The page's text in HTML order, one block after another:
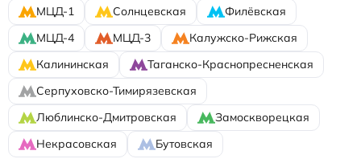
МЦД-1
Солнцевская
Филёвская
МЦД-4
МЦД-3
Калужско-Рижская
Калининская
Таганско-Краснопресненская
Серпуховско-Тимирязевская
Люблинско-Дмитровская
Замоскворецкая
Некрасовская
Бутовская